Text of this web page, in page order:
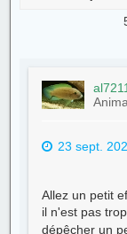
23 sept.
Allez un petit
il n'est pas
dépêcher un